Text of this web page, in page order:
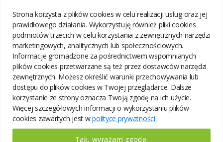
Strona korzysta z plików cookies w celu realizacji usług oraz jej
prawidłowego działania. Wykorzystuję również pliki cookies
podmiotów trzecich w celu korzystania z zewnętrznych narzędzi
marketingowych, analitycznych lub społecznościowych.
Informacje gromadzone za pośrednictwem wspomnianych
plików cookies przetwarzane są też przez dostawców narzędzi
zewnętrznych. Możesz określić warunki przechowywania lub
dostępu do plików cookies w Twojej przeglądarce. Dalsze
korzystanie ze strony oznacza Twoją zgodę na ich użycie.
Więcej szczegółowych informacji o wykorzystaniu plików
cookies zawartych jest wpolityce prywatności.
Tak, wyrażam zgodę.